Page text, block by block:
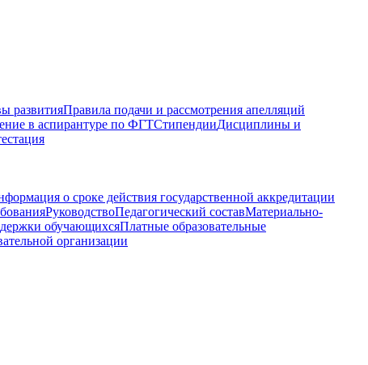
развитияПравила подачи и рассмотрения апелляций
в аспирантуре по ФГТСтипендииДисциплины и
о сроке действия государственной аккредитации
РуководствоПедагогический составМатериально-
обучающихсяПлатные образовательные
организации